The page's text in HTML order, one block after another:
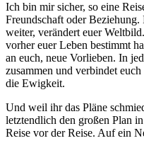
Ich bin mir sicher, so eine
Freundschaft oder
weiter, verändert euer
vorher euer Leben bestimmt
an euch, neue Vorlieben. In
zusammen und verbindet
die Ewigkeit.
Und weil ihr das Pläne
letztendlich den großen Plan
Reise vor der Reise. Auf ein